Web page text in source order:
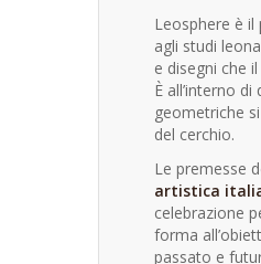
Leosphere è
agli studi
e disegni che
È all’interno
geometriche
del cerchio.
Le premesse
artistica
celebrazione
forma
passato e